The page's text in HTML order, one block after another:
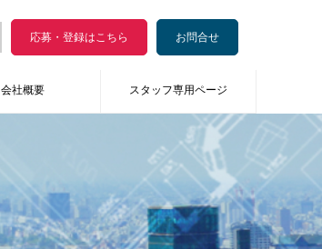
応募・登録はこちら お問合せ
会社概要 スタッフ専用ページ